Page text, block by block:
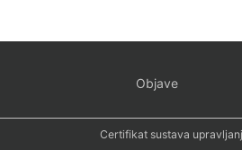
Objave
Certifikat sustava